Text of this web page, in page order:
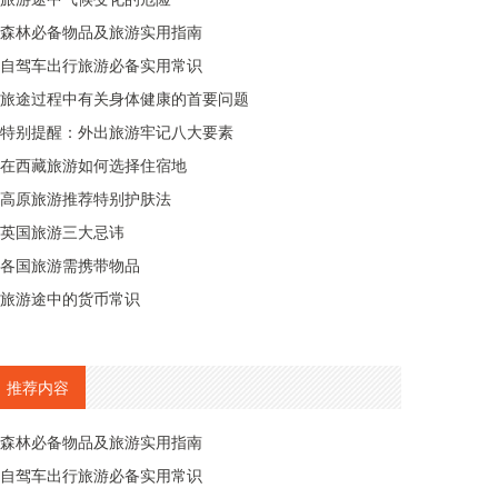
森林必备物品及旅游实用指南
自驾车出行旅游必备实用常识
旅途过程中有关身体健康的首要问题
特别提醒：外出旅游牢记八大要素
在西藏旅游如何选择住宿地
高原旅游推荐特别护肤法
英国旅游三大忌讳
各国旅游需携带物品
旅游途中的货币常识
推荐内容
森林必备物品及旅游实用指南
自驾车出行旅游必备实用常识